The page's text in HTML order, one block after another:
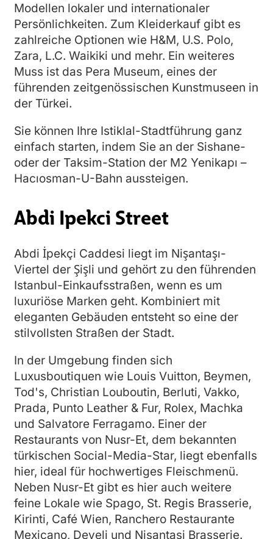
Modellen lokaler und internationaler
Persönlichkeiten. Zum Kleiderkauf gibt es
zahlreiche Optionen wie H&M, U.S. Polo,
Zara, L.C. Waikiki und mehr. Ein weiteres
Muss ist das Pera Museum, eines der
führenden zeitgenössischen Kunstmuseen in
der Türkei.
Sie können Ihre Istiklal-Stadtführung ganz
einfach starten, indem Sie an der Sishane-
oder der Taksim-Station der M2 Yenikapı –
Hacıosman-U-Bahn aussteigen.
Abdi Ipekci Street
Abdi İpekçi Caddesi liegt im Nişantaşı-
Viertel der Şişli und gehört zu den führenden
Istanbul-Einkaufsstraßen, wenn es um
luxuriöse Marken geht. Kombiniert mit
eleganten Gebäuden entsteht so eine der
stilvollsten Straßen der Stadt.
In der Umgebung finden sich
Luxusboutiquen wie Louis Vuitton, Beymen,
Tod's, Christian Louboutin, Berluti, Vakko,
Prada, Punto Leather & Fur, Rolex, Machka
und Salvatore Ferragamo. Einer der
Restaurants von Nusr-Et, dem bekannten
türkischen Social-Media-Star, liegt ebenfalls
hier, ideal für hochwertiges Fleischmenü.
Neben Nusr-Et gibt es hier auch weitere
feine Lokale wie Spago, St. Regis Brasserie,
Kirinti, Café Wien, Ranchero Restaurante
Mexicano, Develi und Nisantasi Brasserie.